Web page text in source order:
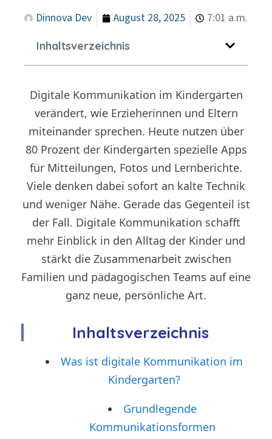
Dinnova Dev August 28, 2025 7:01 a.m.
Inhaltsverzeichnis
Digitale Kommunikation im Kindergarten
verändert, wie Erzieherinnen und Eltern
miteinander sprechen. Heute nutzen über
80 Prozent der Kindergärten spezielle Apps
für Mitteilungen, Fotos und Lernberichte.
Viele denken dabei sofort an kalte Technik
und weniger Nähe. Gerade das Gegenteil ist
der Fall. Digitale Kommunikation schafft
mehr Einblick in den Alltag der Kinder und
stärkt die Zusammenarbeit zwischen
Familien und pädagogischen Teams auf eine
ganz neue, persönliche Art.
Inhaltsverzeichnis
Was ist digitale Kommunikation im
Kindergarten?
Grundlegende
Kommunikationsformen